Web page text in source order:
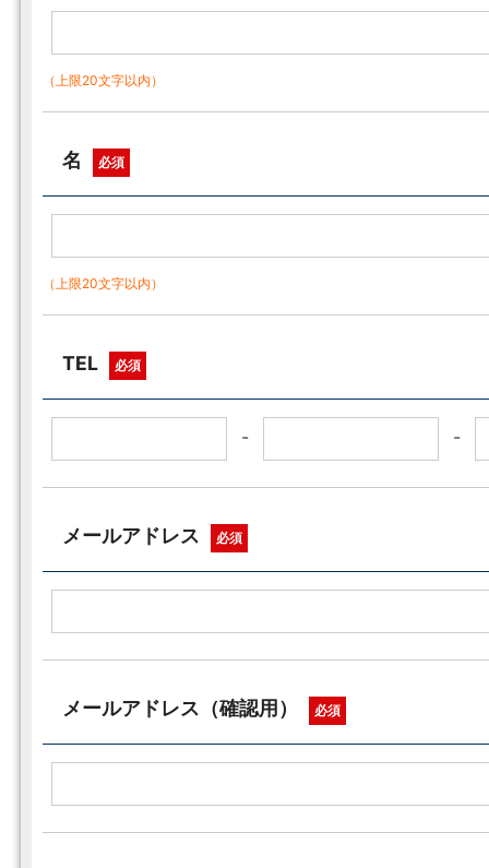
（上限20文字以内）
名 必須
（上限20文字以内）
TEL 必須
- -
メールアドレス 必須
メールアドレス（確認用） 必須